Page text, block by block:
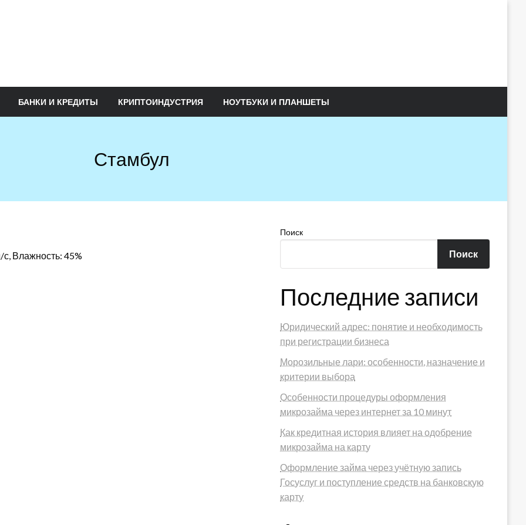
БАНКИ И КРЕДИТЫ КРИПТОИНДУСТРИЯ НОУТБУКИ И ПЛАНШЕТЫ
Стамбул
Влажность: 45%
Поиск
Поиск
Последние записи
Юридический адрес: понятие и необходимость
при регистрации бизнеса
Морозильные лари: особенности, назначение и
критерии выбора
Особенности процедуры оформления
микрозайма через интернет за 10 минут
Как кредитная история влияет на одобрение
микрозайма на карту
Оформление займа через учётную запись
Госуслуг и поступление средств на банковскую
карту